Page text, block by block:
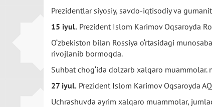
Prezidentlar siyosiy, savdo-iqtisodiy va
15 iyul. Prezident Islom Karimov Oqsaroyda
O‘zbekiston bilan Rossiya o‘rtasidagi
rivojlanib bormoqda.
Suhbat chog‘ida dolzarb xalqaro
27 iyul. Prezident Islom Karimov Oqsaroyda
Uchrashuvda ayrim xalqaro muammolar,